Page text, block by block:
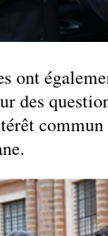
ont
des